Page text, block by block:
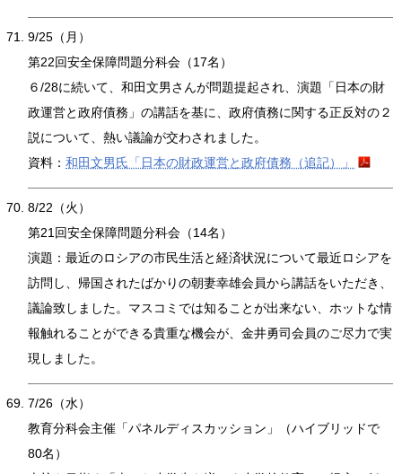
9/25（月）
第22回安全保障問題分科会（17名）
６/28に続いて、和田文男さんが問題提起され、演題「日本の財
政運営と政府債務」の講話を基に、政府債務に関する正反対の２
説について、熱い議論が交わされました。
資料： 和田文男氏「日本の財政運営と政府債務（追記）」
8/22（火）
第21回安全保障問題分科会（14名）
演題：最近のロシアの市民生活と経済状況について最近ロシアを
訪問し、帰国されたばかりの朝妻幸雄会員から講話をいただき、
議論致しました。マスコミでは知ることが出来ない、ホットな情
報触れることができる貴重な機会が、金井勇司会員のご尽力で実
現しました。
7/26（水）
教育分科会主催「パネルディスカッション」（ハイブリッドで
80名）